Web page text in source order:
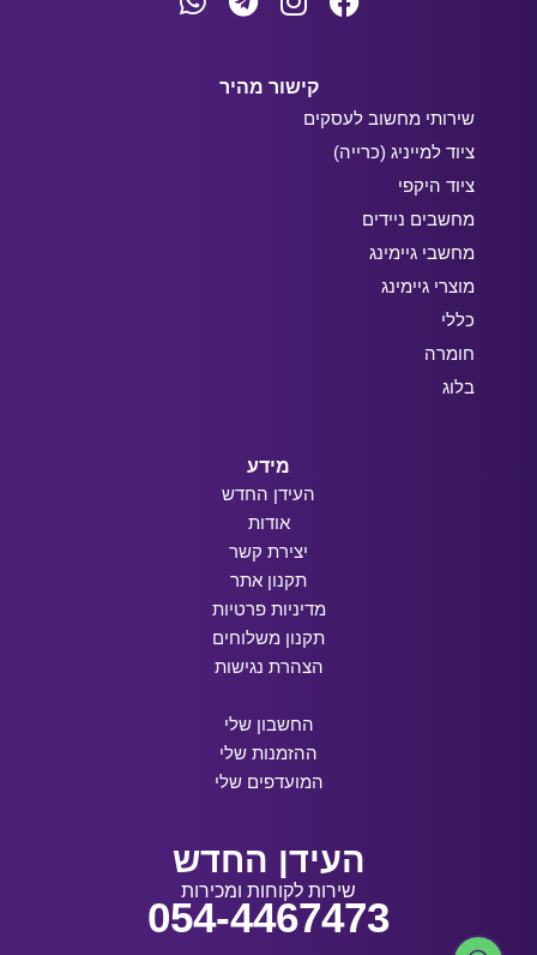
קישור מהיר
שירותי מחשוב לעסקים
ציוד למייניג (כרייה)
ציוד היקפי
מחשבים ניידים
מחשבי גיימינג
מוצרי גיימינג
כללי
חומרה
בלוג
מידע
העידן החדש
אודות
יצירת קשר
תקנון אתר
מדיניות פרטיות
תקנון משלוחים
הצהרת נגישות
החשבון שלי
ההזמנות שלי
המועדפים שלי
העידן החדש
שירות לקוחות ומכירות
054-4467473